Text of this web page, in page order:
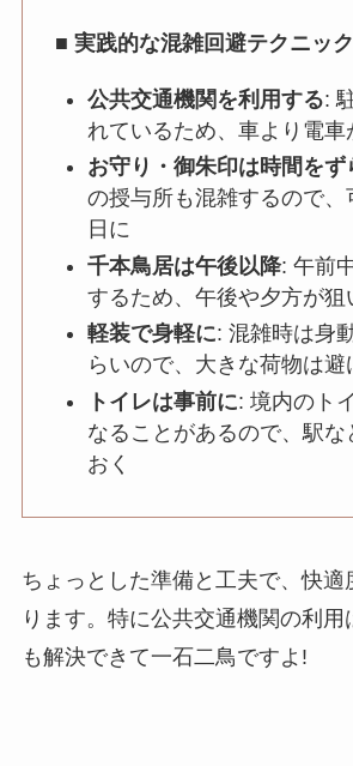
■ 実践的な混雑回避テクニック
公共交通機関を利用する:
れているため、車より電車
お守り・御朱印は時間をず
の授与所も混雑するので、
日に
千本鳥居は午後以降: 午前
するため、午後や夕方が狙
軽装で身軽に: 混雑時は身
らいので、大きな荷物は避
トイレは事前に: 境内のト
なることがあるので、駅な
おく
ちょっとした準備と工夫で、快適
ります。特に公共交通機関の利用
も解決できて一石二鳥ですよ!